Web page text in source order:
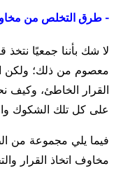
- طرق التخلص من
لا شك بأننا جمعيًا
معصوم من ذلك؛ ولكن
القرار الخاطئ، وكيف
على كل تلك الشكوك
فيما يلي مجموعة من
مخاوف اتخاذ القرار